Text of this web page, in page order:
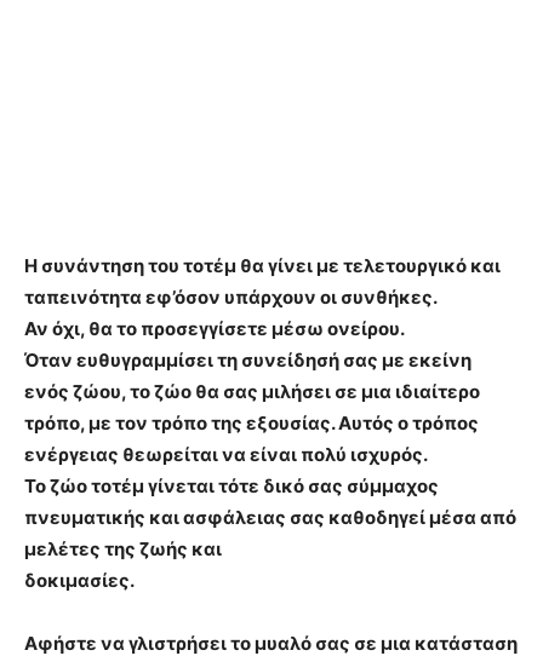
Η συνάντηση του τοτέμ θα γίνει με τελετουργικό και
ταπεινότητα εφ’όσον υπάρχουν οι συνθήκες.
Αν όχι, θα το προσεγγίσετε μέσω ονείρου.
Όταν ευθυγραμμίσει τη συνείδησή σας με εκείνη
ενός ζώου, το ζώο θα σας μιλήσει σε μια ιδιαίτερο
τρόπο, με τον τρόπο της εξουσίας. Αυτός ο τρόπος
ενέργειας θεωρείται να είναι πολύ ισχυρός.
Το ζώο τοτέμ γίνεται τότε δικό σας σύμμαχος
πνευματικής και ασφάλειας σας καθοδηγεί μέσα από
μελέτες της ζωής και
δοκιμασίες.
Αφήστε να γλιστρήσει το μυαλό σας σε μια κατάσταση